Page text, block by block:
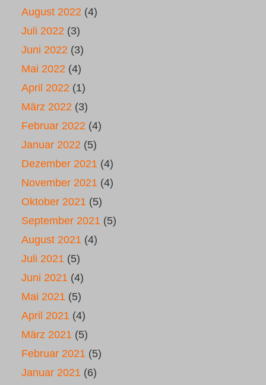
August 2022 (4)
Juli 2022 (3)
Juni 2022 (3)
Mai 2022 (4)
April 2022 (1)
März 2022 (3)
Februar 2022 (4)
Januar 2022 (5)
Dezember 2021 (4)
November 2021 (4)
Oktober 2021 (5)
September 2021 (5)
August 2021 (4)
Juli 2021 (5)
Juni 2021 (4)
Mai 2021 (5)
April 2021 (4)
März 2021 (5)
Februar 2021 (5)
Januar 2021 (6)